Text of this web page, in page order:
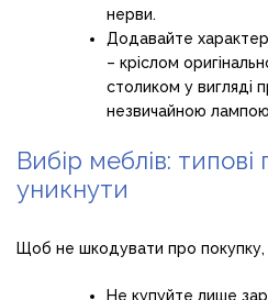
нерви.
Додавайте
– кріслом
столиком у вигляді
незвичайною
Вибір меблів: типові
уникнути
Щоб не шкодувати про покупку,
Не купуйте лише